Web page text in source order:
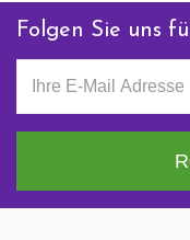
Folgen Sie uns